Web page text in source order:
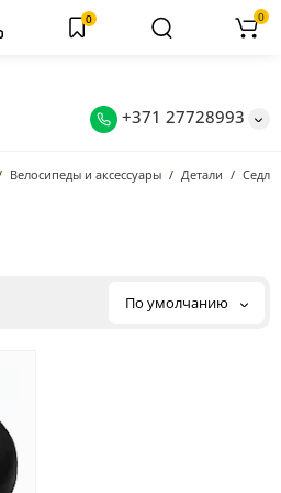
+371 27728993
0 0
Велосипеды и аксессуары Детали Седла
По умолчанию